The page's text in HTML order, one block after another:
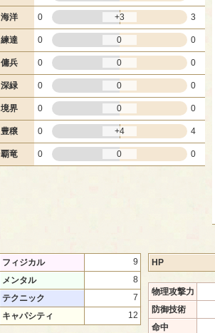
海洋 0 +3 3
練達 0 0 0
傭兵 0 0 0
深緑 0 0 0
境界 0 0 0
豊穣 0 +4 4
覇竜 0 0 0
フィジカル
9
メンタル
8
テクニック
7
キャパシティ
12
HP
物理攻撃力
防御技術
命中